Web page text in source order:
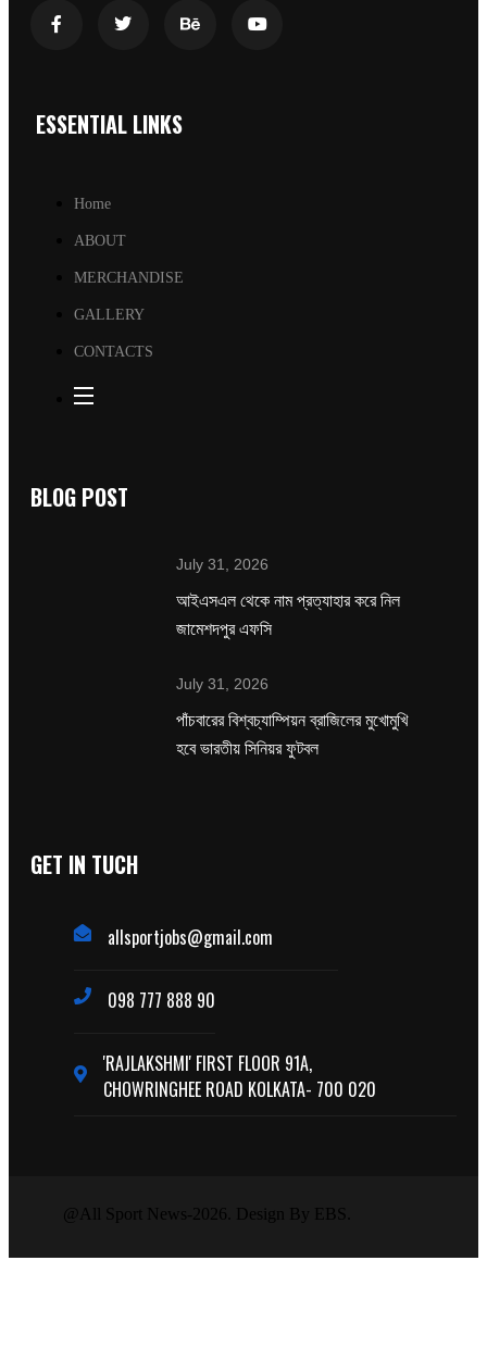
ESSENTIAL LINKS
Home
ABOUT
MERCHANDISE
GALLERY
CONTACTS
BLOG POST
July 31, 2026
‌আইএসএল থেকে নাম প্রত্যাহার করে নিল
জামেশদপুর এফসি
July 31, 2026
পাঁচবারের বিশ্বচ্যাম্পিয়ন ব্রাজিলের মুখোমুখি
হবে ভারতীয় সিনিয়র ফুটবল
GET IN TUCH
allsportjobs@gmail.com
098 777 888 90
'RAJLAKSHMI' FIRST FLOOR 91A,
CHOWRINGHEE ROAD KOLKATA- 700 020
@All Sport News-2026. Design By EBS.